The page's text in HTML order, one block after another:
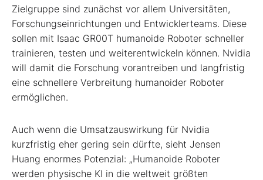
Zielgruppe sind zunächst vor allem Universitäten,
Forschungseinrichtungen und Entwicklerteams. Diese
sollen mit Isaac GR00T humanoide Roboter schneller
trainieren, testen und weiterentwickeln können. Nvidia
will damit die Forschung vorantreiben und langfristig
eine schnellere Verbreitung humanoider Roboter
ermöglichen.
Auch wenn die Umsatzauswirkung für Nvidia
kurzfristig eher gering sein dürfte, sieht Jensen
Huang enormes Potenzial: „Humanoide Roboter
werden physische KI in die weltweit größten